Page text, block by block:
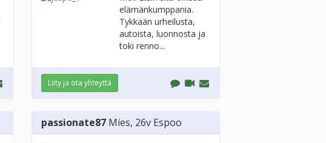
elämänkumppania.
Tykkään urheilusta,
autoista, luonnosta ja
toki renno...
Liity ja ota yhteyttä
passionate87 Mies, 26v Espoo